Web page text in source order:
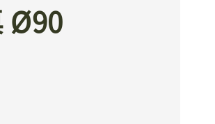
Ø90